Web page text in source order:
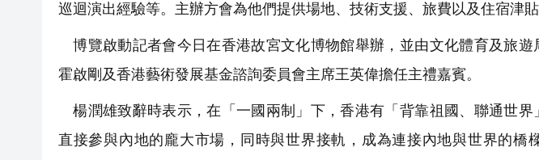
巡迴演出經驗等。主辦方會為他們提供場地、技術支援、旅費以及住宿津
博覽啟動記者會今日在香港故宮文化博物館舉辦，並由文化體育及旅
霍啟剛及香港藝術發展基金諮詢委員會主席王英偉擔任主禮嘉賓。
楊潤雄致辭時表示，在「一國兩制」下，香港有「背靠祖國、聯通世界
直接參與內地的龐大市場，同時與世界接軌，成為連接內地與世界的橋